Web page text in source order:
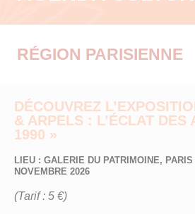
RÉGION PARISIENNE
DÉCOUVREZ
& ARPELS : L’ÉCLAT DES
1990 »
LIEU : GALERIE DU PATRIMOINE, PARIS
NOVEMBRE 2026
(Tarif : 5 €)